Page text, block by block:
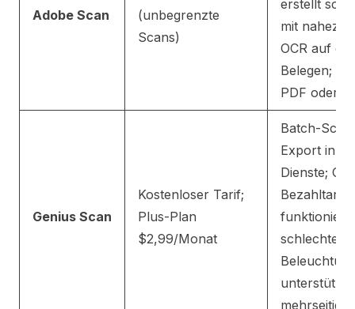
Adobe Scan
(unbegrenzte
Scans)
erstellt
mit nahezu
OCR auf
Belegen;
PDF oder
Genius Scan
Kostenloser Tarif;
Plus-Plan
$2,99/Monat
Batch-
Export in
Dienste;
Bezahltarif;
funktioniert
schlechter
unterstützt
mehrseitige